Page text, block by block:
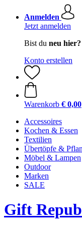
Anmelden
Jetzt anmelden
Bist du neu hier?
Konto erstellen
Warenkorb € 0,00
Accessoires
Kochen & Essen
Textilien
Übertöpfe &
Möbel & Lampen
Outdoor
Marken
SALE
Gift